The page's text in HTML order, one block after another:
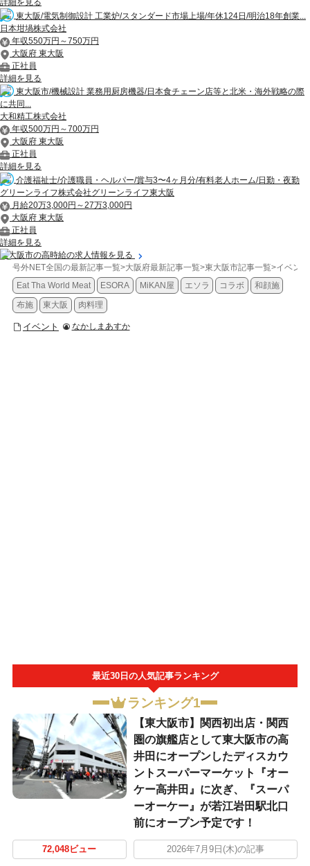
詳細を見る
東大阪/電気制御設計 工業炉/スタンダード市場上場/年休124日/明治18年創業...
日本坩堝株式会社
年収550万円～750万円
大阪府 東大阪
正社員
詳細を見る
東大阪市/機械設計 業務用厨房機器/日本食チェーン店等と北米・海外戦略の際
に共同...
大和精工株式会社
年収500万円～700万円
大阪府 東大阪
正社員
詳細を見る
介護福祉士/介護職員・ヘルパー/賞与3〜4ヶ月分/有料老人ホーム/日勤・夜勤
グリーンライフ株式会社グリーンライフ東大阪
月給20万3,000円～27万3,000円
大阪府 東大阪
正社員
詳細を見る
東大阪市の高時給の求人情報を見る
号外NET全国の最新記事一覧>大阪府最新記事一覧>東大阪市記事一覧>イベント
Eat Tha World Meat
ESORA MiKAN屋 エソラ コラボ 和顔施
布施 東大阪 肉料理
イベント なかしまあすか
最近30日の人気記事ランキング
ランキング1
【東大阪市】関西初出店・関西
圏の旗艦店として東大阪市の高
井田にオープンしたディスカウ
ントスーパーマーケット『オー
ケー高井田』に次ぎ、『スーパ
ーオーケー』が若江岩田駅北口
前にオープン予定です！
72,048ビュー 2026年7月9日(木)の記事